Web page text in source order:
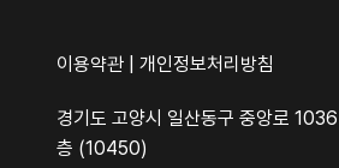
이용약관 개인정보처리방침
경기도 고양시 일산동구 중앙로
층 (10450)